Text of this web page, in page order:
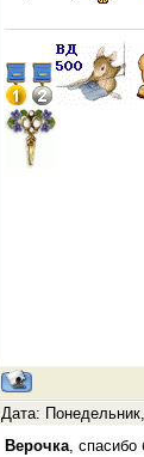
Дата:
Верочка, cпасибо